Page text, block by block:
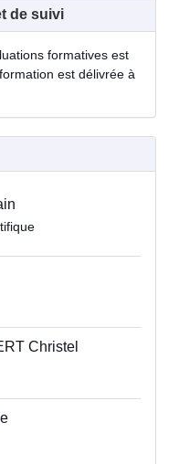
de suivi
formatives est
est délivrée à
Christel